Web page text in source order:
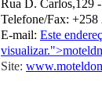
Rua D. Carlos,129
Telefone/Fax:
E-mail: Este
visualizar.">
Site: